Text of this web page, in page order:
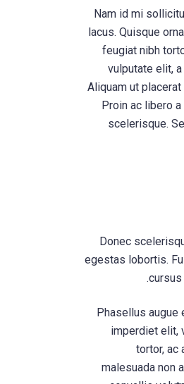
Nam id mi
lacus. Quisque
feugiat nibh
vulputate elit,
Aliquam ut
Proin ac libero
scelerisque.
Donec
egestas lobortis.
cursus
Phasellus augue
imperdiet elit,
tortor, ac
malesuada non